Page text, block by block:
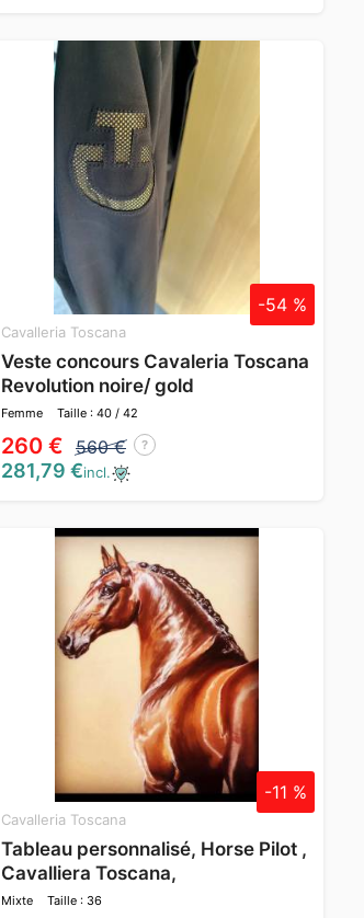
Cavalleria Toscana
Veste concours Cavaleria Toscana
Revolution noire/ gold
Femme Taille : 40 / 42
260 € 560 € ?
-54 %
281,79 €incl.
Cavalleria Toscana
Tableau personnalisé, Horse Pilot ,
Cavalliera Toscana,
Mixte Taille : 36
-11 %